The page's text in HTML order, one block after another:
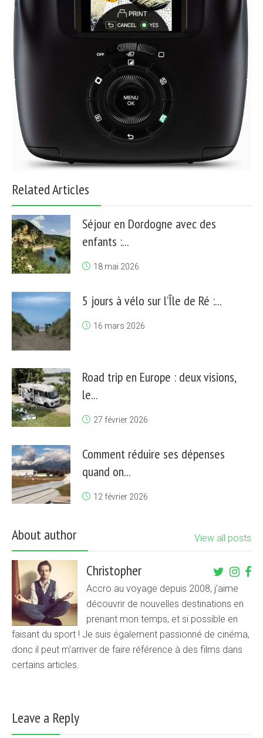
Related Articles
Séjour en Dordogne avec des
enfants :...
18 mai 2026
5 jours à vélo sur l’Île de Ré :...
16 mars 2026
Road trip en Europe : deux visions,
le...
27 février 2026
Comment réduire ses dépenses
quand on...
12 février 2026
About author View all posts
Christopher
Accro au voyage depuis 2008, j'aime
découvrir de nouvelles destinations en
prenant mon temps, et si possible en
faisant du sport ! Je suis également passionné de cinéma,
donc il peut m'arriver de faire référence à des films dans
certains articles.
Leave a Reply